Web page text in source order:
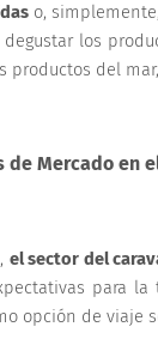
o,
los
productos del
de Mercado en
el sector del
para
opción de viaje